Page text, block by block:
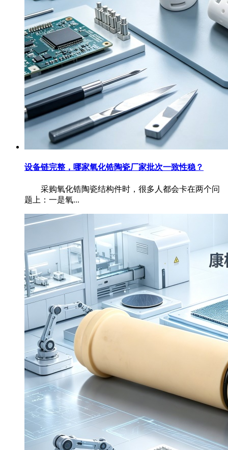
设备链完整，哪家氧化锆陶瓷厂家批次一致性稳？
采购氧化锆陶瓷结构件时，很多人都会卡在两个问
题上：一是氧...